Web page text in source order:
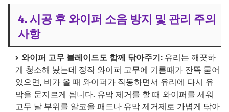
4. 시공 후 와이퍼 소음 방지 및 관리 주의
사항
와이퍼 고무 블레이드도 함께 닦아주기: 유리는 깨끗하
게 청소해 놨는데 정작 와이퍼 고무에 기름때가 잔뜩 묻어
있으면, 비가 올 때 와이퍼가 작동하면서 유리에 다시 유
막을 문지르게 됩니다. 유막 제거를 할 때 와이퍼를 세워
고무 날 부위를 알코올 패드나 유막 제거제로 가볍게 닦아